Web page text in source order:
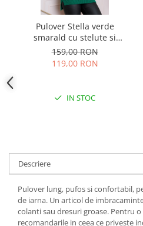
Pulover Stella verde
smarald cu stelute si
decolteu in V
159,00 RON
119,00 RON
IN STOC
Descriere
Pulover lung, pufos si confortabil,
de iarna. Un articol de
colanti sau dresuri groase. Pentru
recomandarile in ceea ce priveste